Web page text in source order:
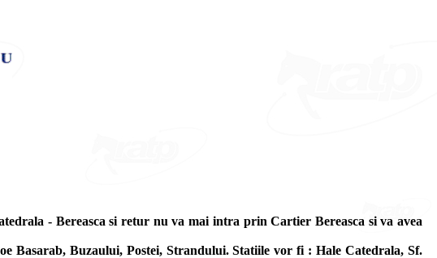
- Bereasca si retur nu va mai intra prin Cartier Bereasca si va avea
Basarab, Buzaului, Postei, Strandului. Statiile vor fi : Hale Catedrala, Sf.